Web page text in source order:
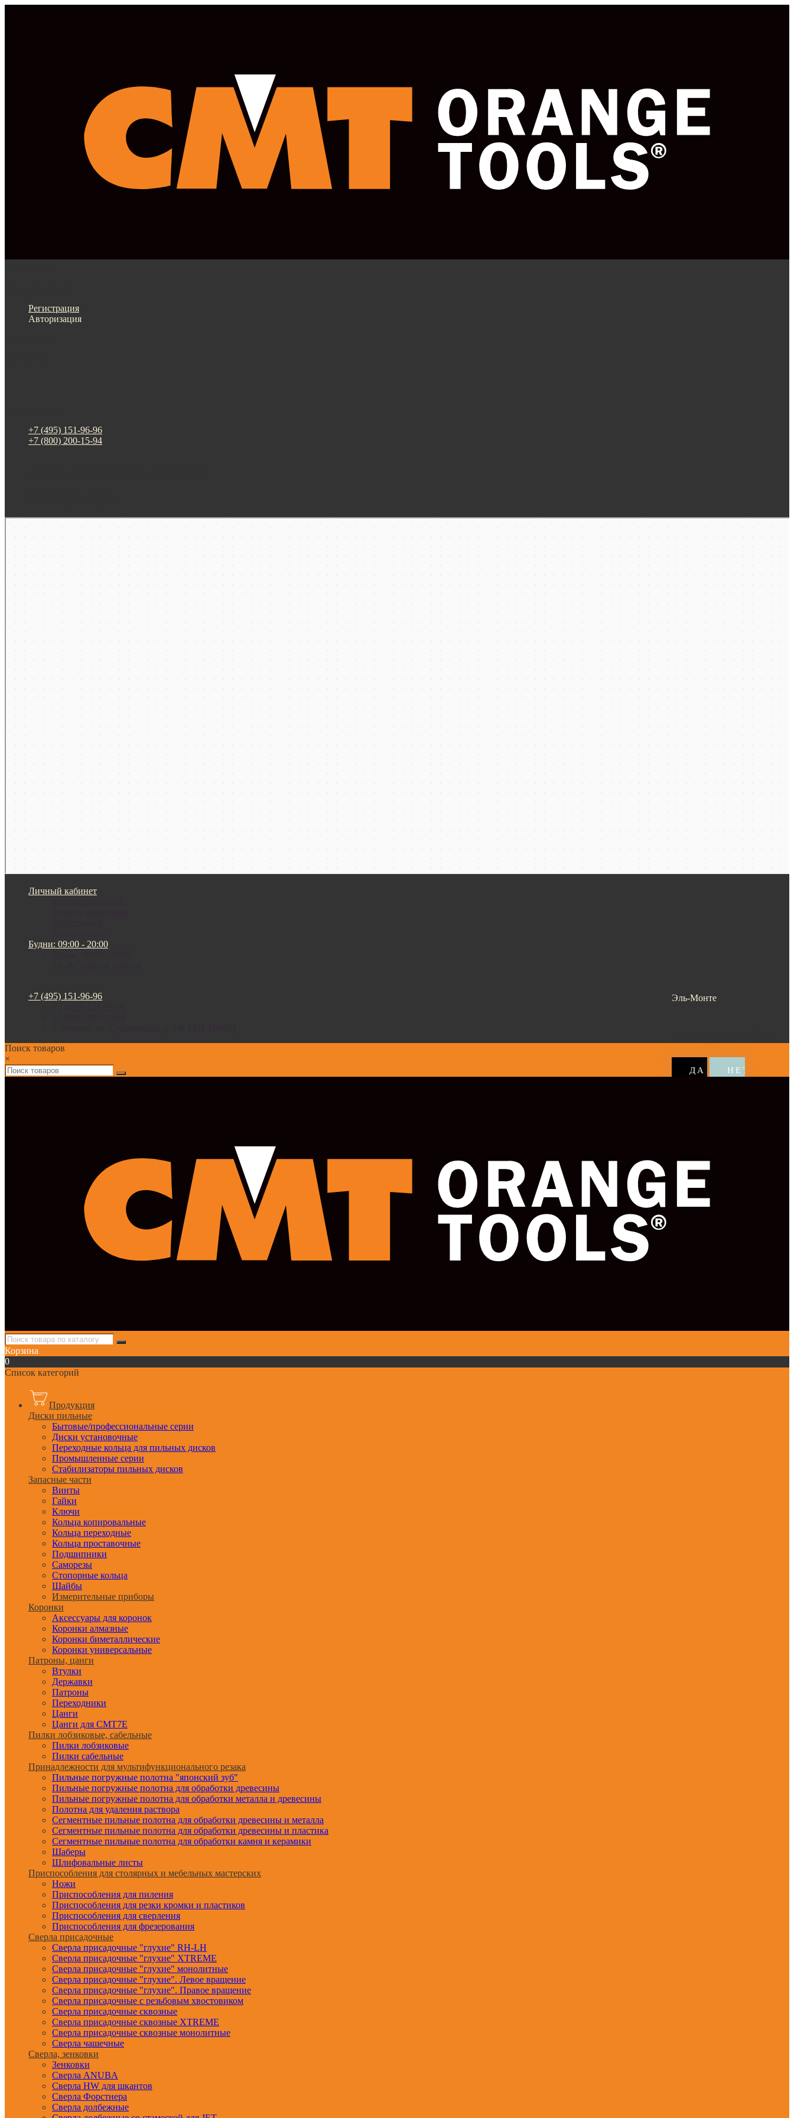
Регистрация
Авторизация
+7 (495) 151-96-96
+7 (800) 200-15-94
Москва
Личный кабинет
Будни: 09:00 - 20:00
Эль-Монте
+7 (495) 151-96-96
Поиск товаров
×
Корзина
0
Список категорий
Продукция
Диски пильные
Бытовые/профессиональные серии
Диски установочные
Переходные кольца для пильных дисков
Промышленные серии
Стабилизаторы пильных дисков
Запасные части
Винты
Гайки
Ключи
Кольца копировальные
Кольца переходные
Кольца проставочные
Подшипники
Саморезы
Стопорные кольца
Шайбы
Измерительные приборы
Коронки
Аксессуары для коронок
Коронки алмазные
Коронки биметаллические
Коронки универсальные
Патроны, цанги
Втулки
Державки
Патроны
Переходники
Цанги
Цанги для CMT7E
Пилки лобзиковые, сабельные
Пилки лобзиковые
Пилки сабельные
Принадлежности для мультифункционального резака
Пильные погружные полотна "японский зуб"
Пильные погружные полотна для обработки древесины
Пильные погружные полотна для обработки металла и древесины
Полотна для удаления раствора
Сегментные пильные полотна для обработки древесины и металла
Сегментные пильные полотна для обработки древесины и пластика
Сегментные пильные полотна для обработки камня и керамики
Шаберы
Шлифовальные листы
Приспособления для столярных и мебельных мастерских
Ножи
Приспособления для пиления
Приспособления для резки кромки и пластиков
Приспособления для сверления
Приспособления для фрезерования
Сверла присадочные
Сверла присадочные "глухие" RH-LH
Сверла присадочные "глухие" XTREME
Сверла присадочные "глухие" монолитные
Сверла присадочные "глухие". Левое вращение
Сверла присадочные "глухие". Правое вращение
Сверла присадочные с резьбовым хвостовиком
Сверла присадочные сквозные
Сверла присадочные сквозные XTREME
Сверла присадочные сквозные монолитные
Сверла чашечные
Сверла, зенковки
Зенковки
Сверла ANUBA
Сверла HW для шкантов
Сверла Форстнера
Сверла долбежные